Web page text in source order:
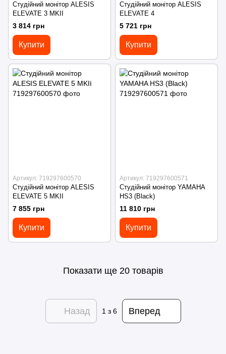
Студійний монітор ALESIS
ELEVATE 3 MKII
3 814 грн
Купити
Студійний монітор ALESIS
ELEVATE 4
5 721 грн
Купити
Артикул: 719297600570
Студійний монітор ALESIS
ELEVATE 5 MKII
7 855 грн
Купити
Артикул: 719297600571
Студійний монітор YAMAHA
HS3 (Black)
11 810 грн
Купити
Показати ще 20 товарів
Назад 1з 6 Вперед